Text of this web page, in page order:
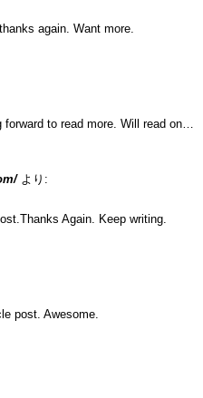
again. Want more.
to read more. Will read on…
より:
Again. Keep writing.
post. Awesome.